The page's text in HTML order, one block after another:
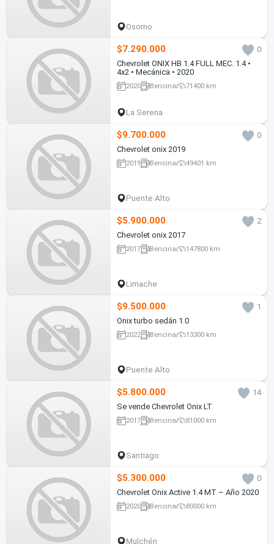
Osorno
$7.290.000
0
Chevrolet ONIX HB 1.4 FULL MEC. 1.4 •
4x2 • Mecánica • 2020
2020 Bencina 71400 km
La Serena
$9.700.000
0
Chevrolet onix 2019
2019 Bencina 49401 km
Puente Alto
$5.900.000
2
Chevrolet onix 2017
2017 Bencina 147800 km
Limache
$9.500.000
1
Onix turbo sedán 1.0
2022 Bencina 13300 km
Puente Alto
$5.800.000
14
Se vende Chevrolet Onix LT
2017 Bencina 81000 km
Santiago
$5.300.000
0
Chevrolet Onix Active 1.4 MT – Año 2020
2020 Bencina 80000 km
Mulchén